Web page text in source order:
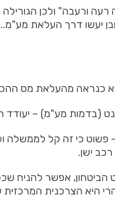
רעה ורעבה" ולכן
יעשו דרך העלאת מע"מ..
כנראה מהעלאת מס
(בדמות מע"מ) – יעודד
כי זה קל לממשלה
ישן.
הביטחון, אפשר להניח
היא הצרכנית